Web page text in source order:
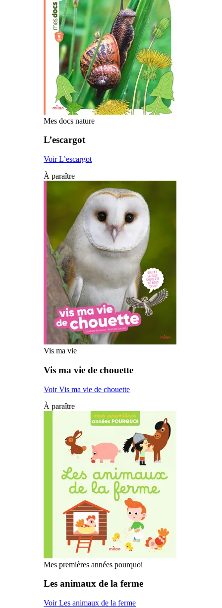
Mes docs nature
L’escargot
Voir L’escargot
À paraître
Vis ma vie
Vis ma vie de chouette
Voir Vis ma vie de chouette
À paraître
Mes premières années pourquoi
Les animaux de la ferme
Voir Les animaux de la ferme